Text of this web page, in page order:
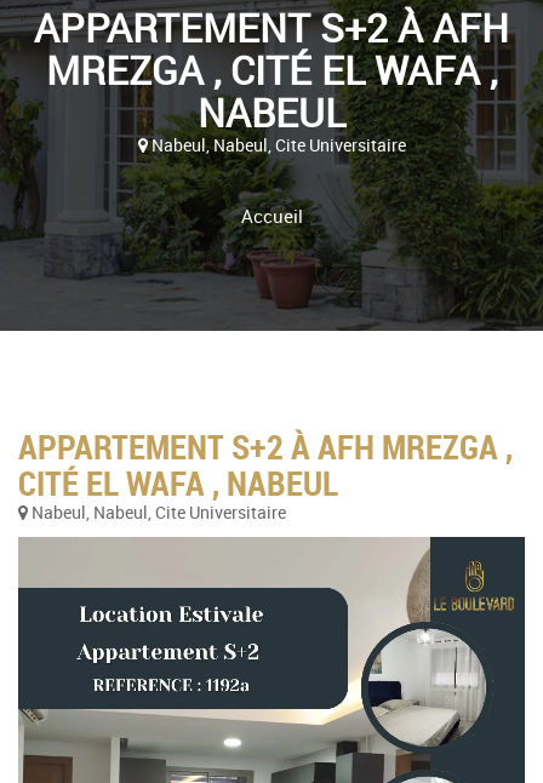
APPARTEMENT S+2 À AFH
MREZGA , CITÉ EL WAFA ,
NABEUL
Nabeul, Nabeul, Cite Universitaire
Accueil
APPARTEMENT S+2 À AFH MREZGA ,
CITÉ EL WAFA , NABEUL
Nabeul, Nabeul, Cite Universitaire